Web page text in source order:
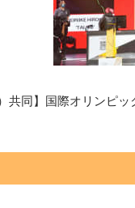
共同】国際オリンピ